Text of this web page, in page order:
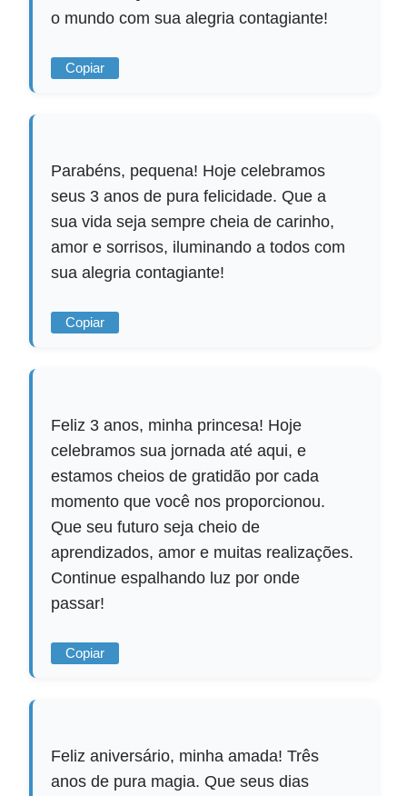
o mundo com sua alegria contagiante!
Copiar
Parabéns, pequena! Hoje celebramos
seus 3 anos de pura felicidade. Que a
sua vida seja sempre cheia de carinho,
amor e sorrisos, iluminando a todos com
sua alegria contagiante!
Copiar
Feliz 3 anos, minha princesa! Hoje
celebramos sua jornada até aqui, e
estamos cheios de gratidão por cada
momento que você nos proporcionou.
Que seu futuro seja cheio de
aprendizados, amor e muitas realizações.
Continue espalhando luz por onde
passar!
Copiar
Feliz aniversário, minha amada! Três
anos de pura magia. Que seus dias